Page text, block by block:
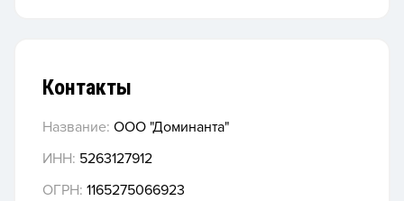
Контакты
Название: ООО "Доминанта"
ИНН: 5263127912
ОГРН: 1165275066923